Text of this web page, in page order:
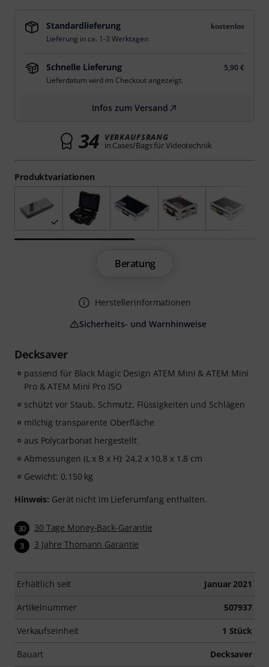
Decksaver
passend für Black Magic Design ATEM Mini & ATEM Mini
Pro & ATEM Mini Pro ISO
schützt vor Staub, Schmutz, Flüssigkeiten und Schlägen
milchig transparente Oberfläche
aus Polycarbonat hergestellt
Abmessungen (L x B x H): 24,2 x 10,8 x 1,8 cm
Gewicht: 0,150 kg
Hinweis: Gerät nicht im Lieferumfang enthalten.
30 30 Tage Money-Back-Garantie
3 3 Jahre Thomann Garantie
Erhältlich seit Januar 2021
Artikelnummer 507937
Verkaufseinheit 1 Stück
Bauart Decksaver
Produktvariationen
Standardlieferung
kostenlos
Lieferung in ca. 1-3 Werktagen
Schnelle Lieferung
5,90 €
Lieferdatum wird im Checkout angezeigt.
Infos zum Versand
34 VERKAUFSRANG
in Cases/Bags für Videotechnik
Beratung
Herstellerinformationen
Sicherheits- und Warnhinweise